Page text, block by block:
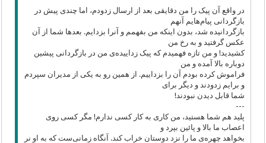
در واقع آن پیک را من دقایقی بعد از ارسال زدودم، اما چندی پیش در
بازگردانی پیام‌هایم آنهم
بازگردانیده شد، بدون اینکه من بفهمم و آنرا بزدایم. بعدها شما از آن
عکس گرفتید و به رخ من
کشیدید! و من تازه فهمیدم که پیک زداییده‌ی من در بازگردانی پیشین
دوباره بالا آمده و من
فراموش کرده بودم آن را بزداییم. از همین رو به یکی از مدیران سپردم
و برایم زدودند و دیگر برای
شما قابل دیدن نبودند!
---
پلید هم شما هستید، من کاری به کار کسی ندارم! مگر کسی روی
اعصاب ما بالا و پائین بپرد و
بخواهد چهره‌ی ما را نزد دوستان خراب کند. آنگاه زمانی‌ست که به او نر